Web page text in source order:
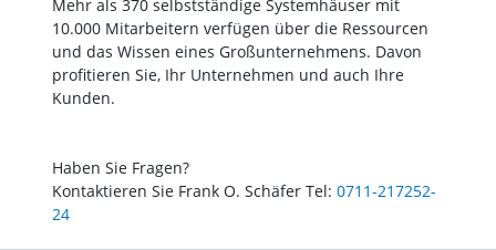
Mehr als 370 selbstständige Systemhäuser mit
10.000 Mitarbeitern verfügen über die Ressourcen
und das Wissen eines Großunternehmens. Davon
profitieren Sie, Ihr Unternehmen und auch Ihre
Kunden.
Haben Sie Fragen?
Kontaktieren Sie Frank O. Schäfer Tel: 0711-217252-
24